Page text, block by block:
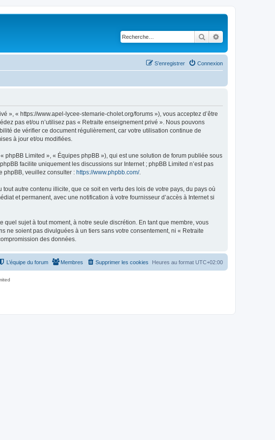
Rechercher
Connexion
S’enregistrer
», « https://www.apel-lycee-stemarie-cholet.org/forums »), vous acceptez d’être
pas et/ou n’utilisez pas « Retraite enseignement privé ». Nous pouvons
de vérifier ce document régulièrement, car votre utilisation continue de
à jour et/ou modifiées.
phpBB Limited », « Équipes phpBB »), qui est une solution de forum publiée sous
phpBB facilite uniquement les discussions sur Internet ; phpBB Limited n’est pas
phpBB, veuillez consulter : https://www.phpbb.com/.
autre contenu illicite, que ce soit en vertu des lois de votre pays, du pays où
et permanent, avec une notification à votre fournisseur d’accès à Internet si
sujet à tout moment, à notre seule discrétion. En tant que membre, vous
ne soient pas divulguées à un tiers sans votre consentement, ni « Retraite
des données.
Heures au format UTC+02:00
Supprimer les cookies
Membres
L’équipe du forum